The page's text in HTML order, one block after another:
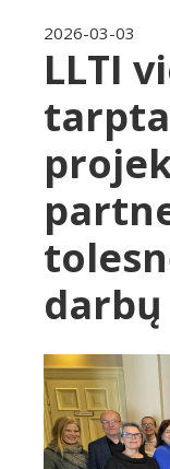
2026-03-03
LLTI